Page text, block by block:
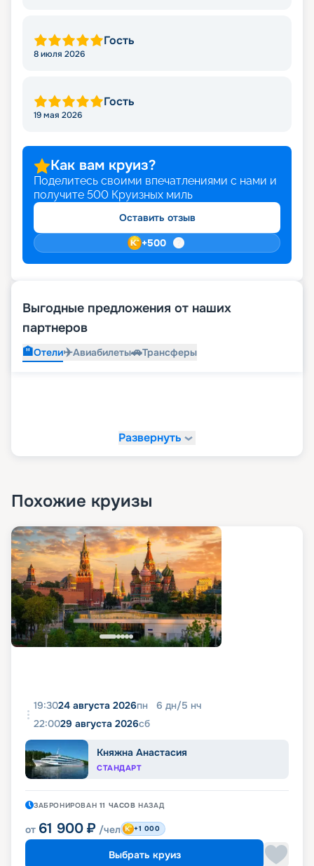
Гость
8 июля 2026
Гость
19 мая 2026
Как вам круиз?
Поделитесь своими впечатлениями с нами и
получите 500 Круизных миль
Оставить отзыв
+500
Выгодные предложения от наших
партнеров
🏨Отели✈️Авиабилеты🚗Трансферы
Развернуть
Похожие круизы
19:3024 августа 2026пн 6 дн/5 нч
22:0029 августа 2026сб
Княжна Анастасия
СТАНДАРТ
ЗАБРОНИРОВАН 11 ЧАСОВ НАЗАД
от 61 900 ₽ /чел +1 000
Выбрать круиз